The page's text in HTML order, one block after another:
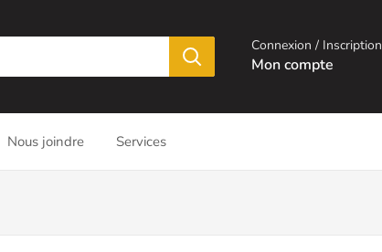
Connexion / Inscription
Mon compte
Nous joindre Services